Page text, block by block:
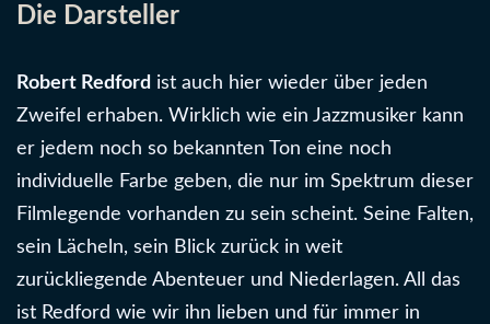
Die Darsteller
Robert Redford ist auch hier wieder über jeden
Zweifel erhaben. Wirklich wie ein Jazzmusiker kann
er jedem noch so bekannten Ton eine noch
individuelle Farbe geben, die nur im Spektrum dieser
Filmlegende vorhanden zu sein scheint. Seine Falten,
sein Lächeln, sein Blick zurück in weit
zurückliegende Abenteuer und Niederlagen. All das
ist Redford wie wir ihn lieben und für immer in